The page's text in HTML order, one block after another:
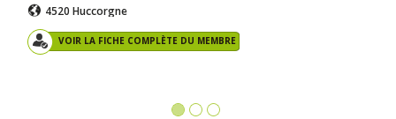
4520 Huccorgne
VOIR LA FICHE COMPLÈTE DU MEMBRE